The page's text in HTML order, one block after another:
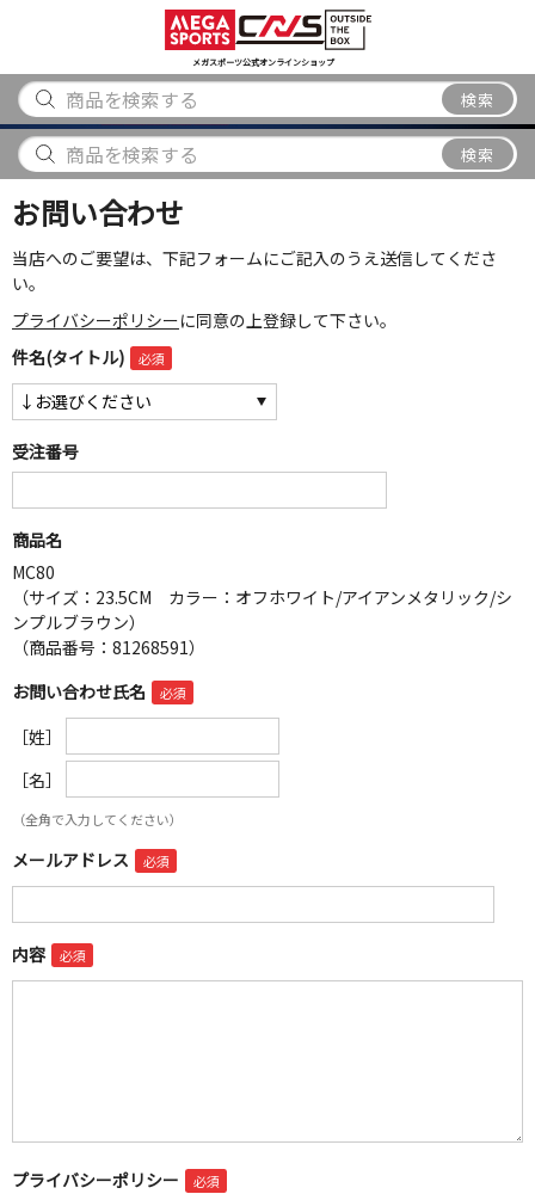
メガスポーツ公式オンラインショップ
検索
アウトドア
から探す
ブランド
から探す
検索
お問い合わせ
当店へのご要望は、下記フォームにご記入のうえ送信してくださ
い。
プライバシーポリシーに同意の上登録して下さい。
件名(タイトル)
受注番号
商品名
MC80
（サイズ：23.5CM カラー：オフホワイト/アイアンメタリック/シ
ンプルブラウン）
（商品番号：81268591）
お問い合わせ氏名
［姓］
［名］
（全角で入力してください）
メールアドレス
内容
プライバシーポリシー